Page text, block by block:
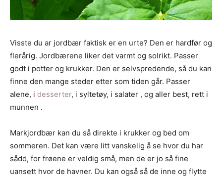
Visste du ar jordbær faktisk er en urte? Den er hardfør og
flerårig. Jordbærene liker det varmt og solrikt. Passer
godt i potter og krukker. Den er selvspredende, så du kan
finne den mange steder etter som tiden går. Passer
alene, i desserter, i syltetøy, i salater , og aller best, rett i
munnen .
Markjordbær kan du så direkte i krukker og bed om
sommeren. Det kan være litt vanskelig å se hvor du har
sådd, for frøene er veldig små, men de er jo så fine
uansett hvor de havner. Du kan også så de inne og flytte